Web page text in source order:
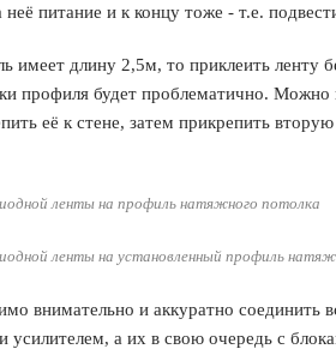
неё питание и к концу тоже - т.е.
имеет длину 2,5м, то приклеить ленту
профиля будет проблематично. Можно
её к стене, затем прикрепить
ленты на профиль натяжного потолка
ленты на установленный профиль
внимательно и аккуратно соединить
усилителем, а их в свою очередь с